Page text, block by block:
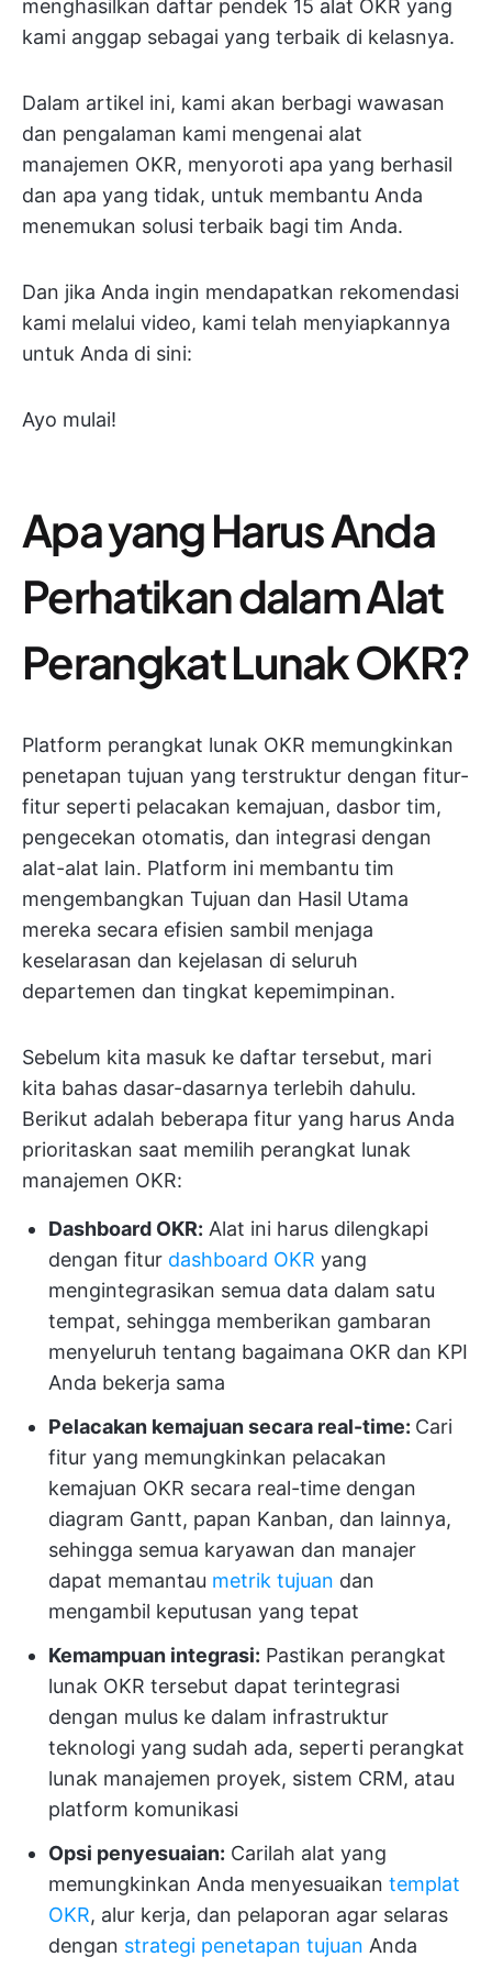
menghasilkan daftar pendek 15 alat OKR yang
kami anggap sebagai yang terbaik di kelasnya.
Dalam artikel ini, kami akan berbagi wawasan
dan pengalaman kami mengenai alat
manajemen OKR, menyoroti apa yang berhasil
dan apa yang tidak, untuk membantu Anda
menemukan solusi terbaik bagi tim Anda.
Dan jika Anda ingin mendapatkan rekomendasi
kami melalui video, kami telah menyiapkannya
untuk Anda di sini:
Ayo mulai!
Apa yang Harus Anda
Perhatikan dalam Alat
Perangkat Lunak OKR?
Platform perangkat lunak OKR memungkinkan
penetapan tujuan yang terstruktur dengan fitur-
fitur seperti pelacakan kemajuan, dasbor tim,
pengecekan otomatis, dan integrasi dengan
alat-alat lain. Platform ini membantu tim
mengembangkan Tujuan dan Hasil Utama
mereka secara efisien sambil menjaga
keselarasan dan kejelasan di seluruh
departemen dan tingkat kepemimpinan.
Sebelum kita masuk ke daftar tersebut, mari
kita bahas dasar-dasarnya terlebih dahulu.
Berikut adalah beberapa fitur yang harus Anda
prioritaskan saat memilih perangkat lunak
manajemen OKR:
Dashboard OKR: Alat ini harus dilengkapi
dengan fitur dashboard OKR yang
mengintegrasikan semua data dalam satu
tempat, sehingga memberikan gambaran
menyeluruh tentang bagaimana OKR dan KPI
Anda bekerja sama
Pelacakan kemajuan secara real-time: Cari
fitur yang memungkinkan pelacakan
kemajuan OKR secara real-time dengan
diagram Gantt, papan Kanban, dan lainnya,
sehingga semua karyawan dan manajer
dapat memantau metrik tujuan dan
mengambil keputusan yang tepat
Kemampuan integrasi: Pastikan perangkat
lunak OKR tersebut dapat terintegrasi
dengan mulus ke dalam infrastruktur
teknologi yang sudah ada, seperti perangkat
lunak manajemen proyek, sistem CRM, atau
platform komunikasi
Opsi penyesuaian: Carilah alat yang
memungkinkan Anda menyesuaikan templat
OKR, alur kerja, dan pelaporan agar selaras
dengan strategi penetapan tujuan Anda